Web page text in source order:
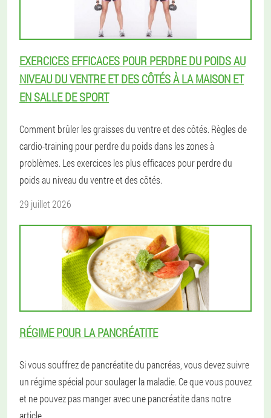
EXERCICES EFFICACES POUR PERDRE DU POIDS AU
NIVEAU DU VENTRE ET DES CÔTÉS À LA MAISON ET
EN SALLE DE SPORT
Comment brûler les graisses du ventre et des côtés. Règles de
cardio-training pour perdre du poids dans les zones à
problèmes. Les exercices les plus efficaces pour perdre du
poids au niveau du ventre et des côtés.
29 juillet 2026
RÉGIME POUR LA PANCRÉATITE
Si vous souffrez de pancréatite du pancréas, vous devez suivre
un régime spécial pour soulager la maladie. Ce que vous pouvez
et ne pouvez pas manger avec une pancréatite dans notre
article.